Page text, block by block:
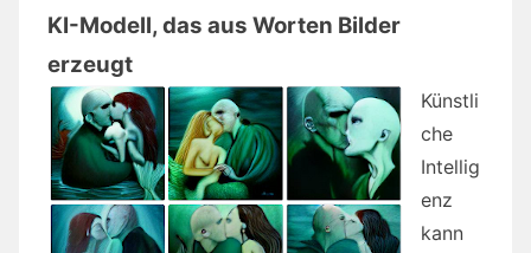
KI-Modell, das aus Worten Bilder
erzeugt
Künstli
che
Intellig
enz
kann